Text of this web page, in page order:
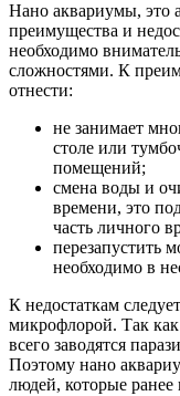
Нано аквариумы, это
преимущества и
необходимо
сложностями. К
отнести:
не занимает
столе или
помещений;
смена воды и
времени, это
часть личного
перезапустить
необходимо в
К недостаткам
микрофлорой. Так
всего заводятся
Поэтому нано
людей, которые